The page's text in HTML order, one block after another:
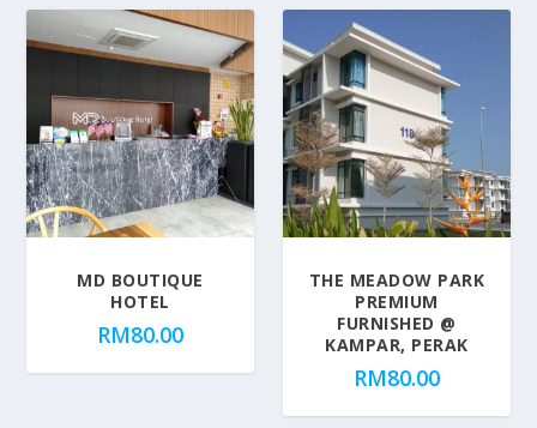
MD BOUTIQUE
HOTEL
RM80.00
THE MEADOW PARK
PREMIUM
FURNISHED @
KAMPAR, PERAK
RM80.00